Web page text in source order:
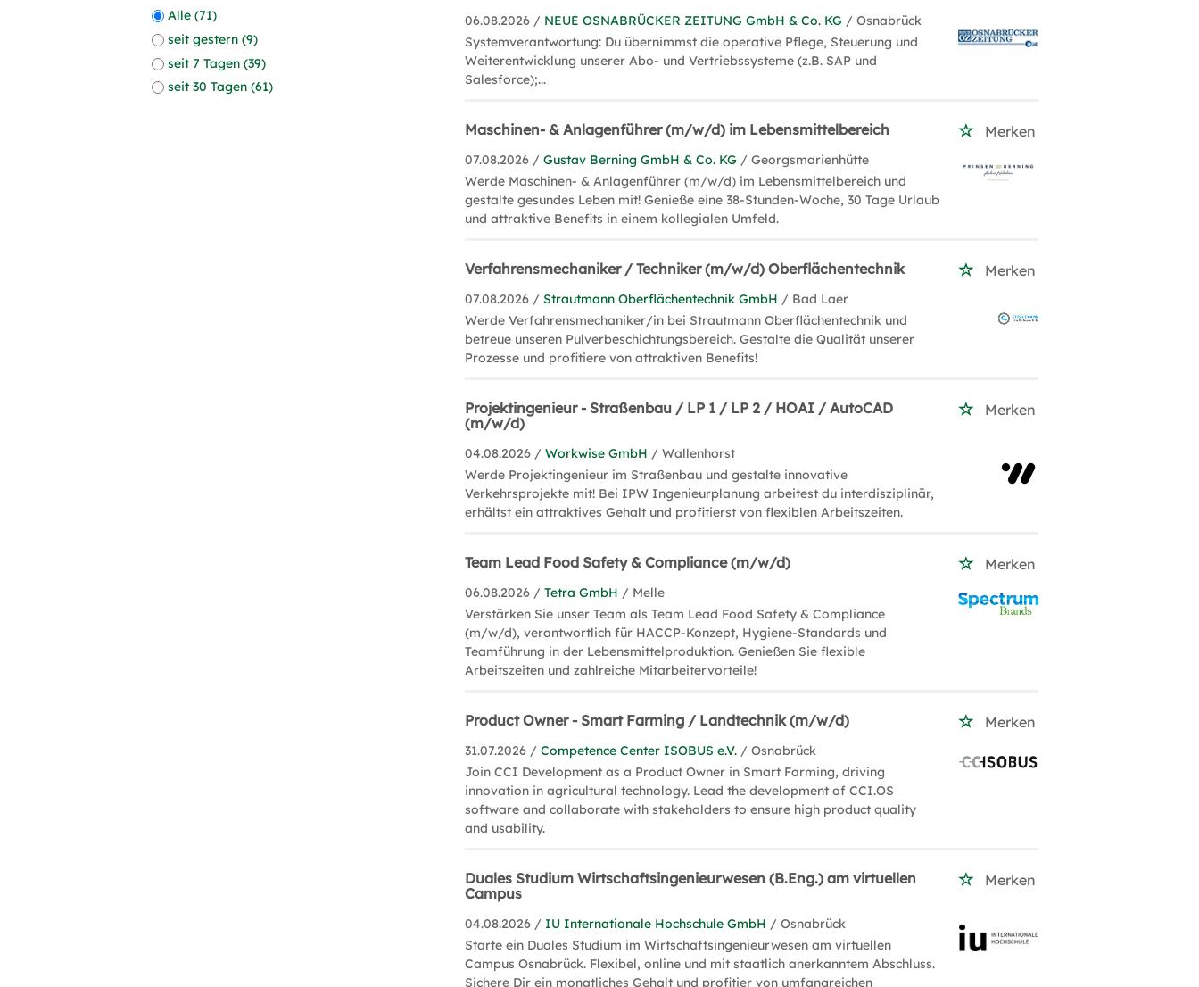
Alle (71)
seit gestern (9)
seit 7 Tagen (39)
seit 30 Tagen (61)
06.08.2026 / NEUE OSNABRÜCKER ZEITUNG GmbH & Co. KG / Osnabrück
Systemverantwortung: Du übernimmst die operative Pflege, Steuerung und
Weiterentwicklung unserer Abo- und Vertriebssysteme (z.B. SAP und
Salesforce);...
Maschinen- & Anlagenführer (m/w/d) im Lebensmittelbereich Merken
07.08.2026 /Gustav Berning GmbH & Co. KG / Georgsmarienhütte
Werde Maschinen- & Anlagenführer (m/w/d) im Lebensmittelbereich und
gestalte gesundes Leben mit! Genieße eine 38-Stunden-Woche, 30 Tage Urlaub
und attraktive Benefits in einem kollegialen Umfeld.
Verfahrensmechaniker / Techniker (m/w/d) Oberflächentechnik Merken
07.08.2026 /Strautmann Oberflächentechnik GmbH / Bad Laer
Werde Verfahrensmechaniker/in bei Strautmann Oberflächentechnik und
betreue unseren Pulverbeschichtungsbereich. Gestalte die Qualität unserer
Prozesse und profitiere von attraktiven Benefits!
Projektingenieur - Straßenbau / LP 1 / LP 2 / HOAI / AutoCAD
(m/w/d)
Merken
04.08.2026 /Workwise GmbH / Wallenhorst
Werde Projektingenieur im Straßenbau und gestalte innovative
Verkehrsprojekte mit! Bei IPW Ingenieurplanung arbeitest du interdisziplinär,
erhältst ein attraktives Gehalt und profitierst von flexiblen Arbeitszeiten.
Team Lead Food Safety & Compliance (m/w/d) Merken
06.08.2026 /Tetra GmbH / Melle
Verstärken Sie unser Team als Team Lead Food Safety & Compliance
(m/w/d), verantwortlich für HACCP-Konzept, Hygiene-Standards und
Teamführung in der Lebensmittelproduktion. Genießen Sie flexible
Arbeitszeiten und zahlreiche Mitarbeitervorteile!
Product Owner - Smart Farming / Landtechnik (m/w/d) Merken
31.07.2026 /Competence Center ISOBUS e.V. / Osnabrück
Join CCI Development as a Product Owner in Smart Farming, driving
innovation in agricultural technology. Lead the development of CCI.OS
software and collaborate with stakeholders to ensure high product quality
and usability.
Duales Studium Wirtschaftsingenieurwesen (B.Eng.) am virtuellen
Campus
Merken
04.08.2026 / IU Internationale Hochschule GmbH / Osnabrück
Starte ein Duales Studium im Wirtschaftsingenieurwesen am virtuellen
Campus Osnabrück. Flexibel, online und mit staatlich anerkanntem Abschluss.
Sichere Dir ein monatliches Gehalt und profitier von umfangreichen